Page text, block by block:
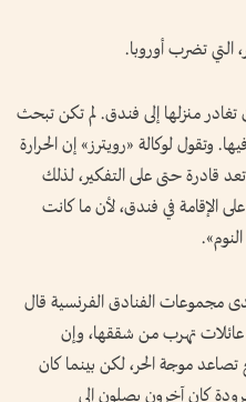
التي تضرب أوروبا.
تغادر منزلها إلى فندق. لم تكن تبحث
وتقول لوكالة «رويترز» إن الحرارة
قادرة حتى على التفكير، لذلك
الإقامة في فندق، لأن ما كانت
مجموعات الفنادق الفرنسية قال
عائلات تهرب من شققها، وإن
موجة الحر، لكن بينما كان
كان آخرون يصلون إلى